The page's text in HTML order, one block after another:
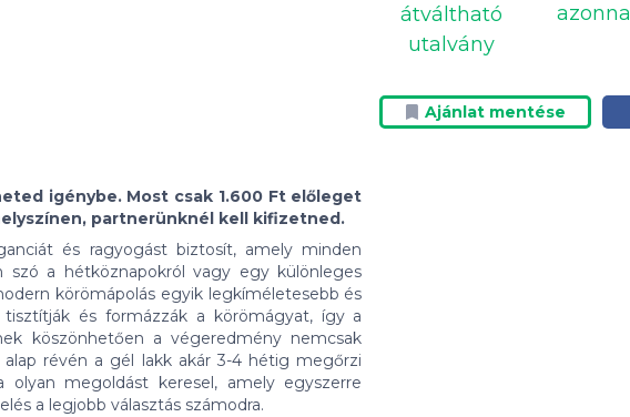
átváltható
utalvány
azonnal
Ajánlat mentése
igénybe. Most csak 1.600 Ft előleget
partnerünknél kell kifizetned.
és ragyogást biztosít, amely minden
szó a hétköznapokról vagy egy különleges
körömápolás egyik legkíméletesebb és
tisztítják és formázzák a körömágyat, így a
köszönhetően a végeredmény nemcsak
révén a gél lakk akár 3-4 hétig megőrzi
megoldást keresel, amely egyszerre
a legjobb választás számodra.